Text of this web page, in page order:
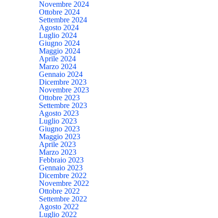
Novembre 2024
Ottobre 2024
Settembre 2024
Agosto 2024
Luglio 2024
Giugno 2024
Maggio 2024
Aprile 2024
Marzo 2024
Gennaio 2024
Dicembre 2023
Novembre 2023
Ottobre 2023
Settembre 2023
Agosto 2023
Luglio 2023
Giugno 2023
Maggio 2023
Aprile 2023
Marzo 2023
Febbraio 2023
Gennaio 2023
Dicembre 2022
Novembre 2022
Ottobre 2022
Settembre 2022
Agosto 2022
Luglio 2022